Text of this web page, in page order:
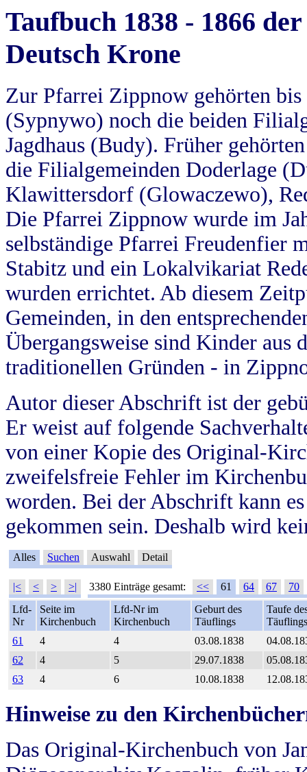
Taufbuch 1838 - 1866
Deutsch Krone
Zur Pfarrei Zippnow gehörten
(Sypnywo) noch die beiden
Jagdhaus (Budy). Früher
die Filialgemeinden Doderlage
Klawittersdorf (Glowaczewo),
Die Pfarrei Zippnow wurde im
selbständige Pfarrei Freudenfier
Stabitz und ein Lokalvikariat
wurden errichtet. Ab diesem
Gemeinden, in den
Übergangsweise sind Kinder aus
traditionellen Gründen - in
Autor dieser Abschrift ist der
Er weist auf folgende
von einer Kopie des Original-
zweifelsfreie Fehler im
worden. Bei der Abschrift kann
gekommen sein. Deshalb wird
Alles Suchen Auswahl Detail
|< < > >| 3380 Einträge gesamt: << 61 64 67
70
Lfd-
Nr
Seite im
Kirchenbuch
Lfd-Nr im
Kirchenbuch
Geburt des
Täuflings
Taufe
Täuflings
61
4 4 03.08.1838
62
4 5 29.07.1838
63
4 6 10.08.1838
Hinweise zu den
Das Original-Kirchenbuch von